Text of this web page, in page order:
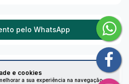
e cookies
a sua experiência na navegação.
pelo WhatsApp
Nós ligamos!